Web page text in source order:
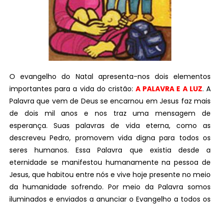
O evangelho do Natal apresenta-nos dois elementos
importantes para a vida do cristão:A PALAVRA E A LUZ. A
Palavra que vem de Deus se encarnou em Jesus faz mais
de dois mil anos e nos traz uma mensagem de
esperança. Suas palavras de vida eterna, como as
descreveu Pedro, promovem vida digna para todos os
seres humanos. Essa Palavra que existia desde a
eternidade se manifestou humanamente na pessoa de
Jesus, que habitou entre nós e vive hoje presente no meio
da humanidade sofrendo. Por meio da Palavra somos
iluminados e enviados a anunciar o Evangelho a todos os